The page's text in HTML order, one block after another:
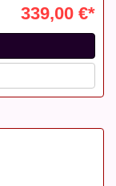
339,00 €*